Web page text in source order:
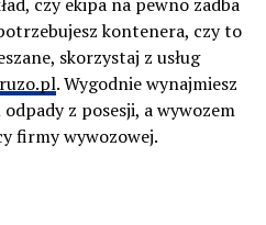
kontenera, czy to
skorzystaj z usług
. Wygodnie wynajmiesz
z posesji, a wywozem
firmy wywozowej.